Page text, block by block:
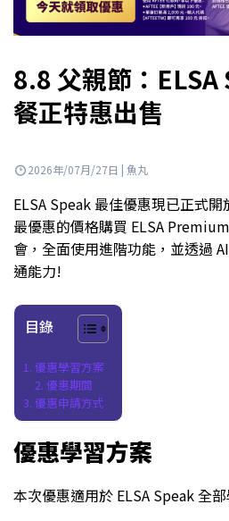
8.8 父親節：
餐正特惠出售
2026年/07月/27日 | 魚丸
ELSA Speak 最佳優惠現已正式
最優惠的價格購買 ELSA
會，全面使用進階功能，並透過
通能力!
目錄
優惠學習方案
優惠期間
優惠申請方式
優惠學習方案
本次優惠適用於 ELSA Speak 全